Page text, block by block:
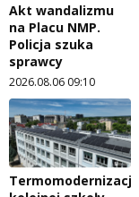
Akt wandalizmu
na Placu NMP.
Policja szuka
sprawcy
2026.08.06 09:10
Termomodernizacja